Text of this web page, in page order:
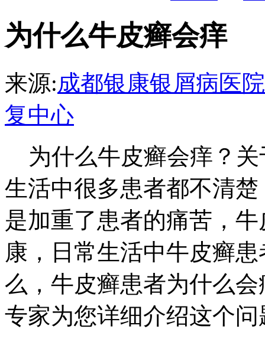
为什么牛皮癣会痒
来源:成都银康银屑病医院
复中心
为什么牛皮癣会痒？关
生活中很多患者都不清
是加重了患者的痛苦，
康，日常生活中牛皮癣
么，牛皮癣患者为什么
专家为您详细介绍这个问